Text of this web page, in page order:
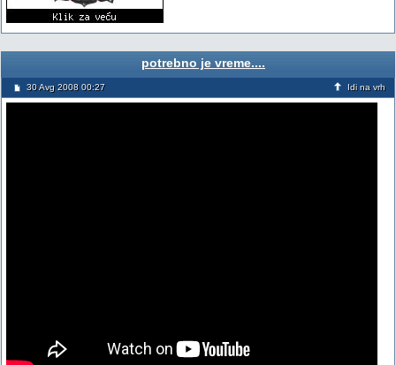
potrebno je vreme....
30 Avg 2008 00:27 Idi na vrh